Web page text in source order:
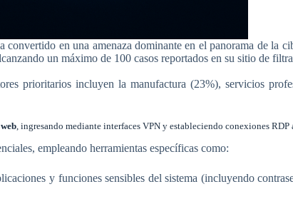
en una amenaza dominante en el panorama de la
un máximo de 100 casos reportados en su sitio de
prioritarios incluyen la manufactura (23%), servicios
, ingresando mediante interfaces VPN y estableciendo conexiones
empleando herramientas específicas como:
y funciones sensibles del sistema (incluyendo